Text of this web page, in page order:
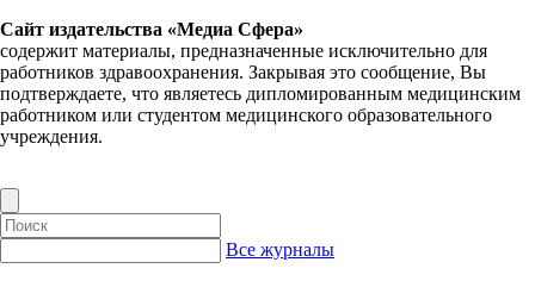
Сайт издательства «Медиа Сфера»
содержит материалы, предназначенные исключительно для
работников здравоохранения. Закрывая это сообщение, Вы
подтверждаете, что являетесь дипломированным медицинским
работником или студентом медицинского образовательного
учреждения.
Все журналы